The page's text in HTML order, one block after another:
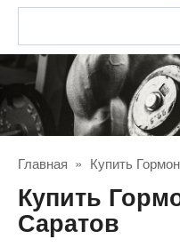
Главная » Купить
Купить Гормон Роста
Саратов